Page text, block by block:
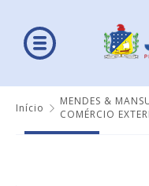
Início
MENDES &
COMÉRCIO